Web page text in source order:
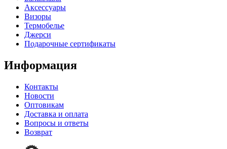
Аксессуары
Визоры
Термобелье
Джерси
Подарочные сертификаты
Информация
Контакты
Новости
Оптовикам
Доставка и оплата
Вопросы и ответы
Возврат